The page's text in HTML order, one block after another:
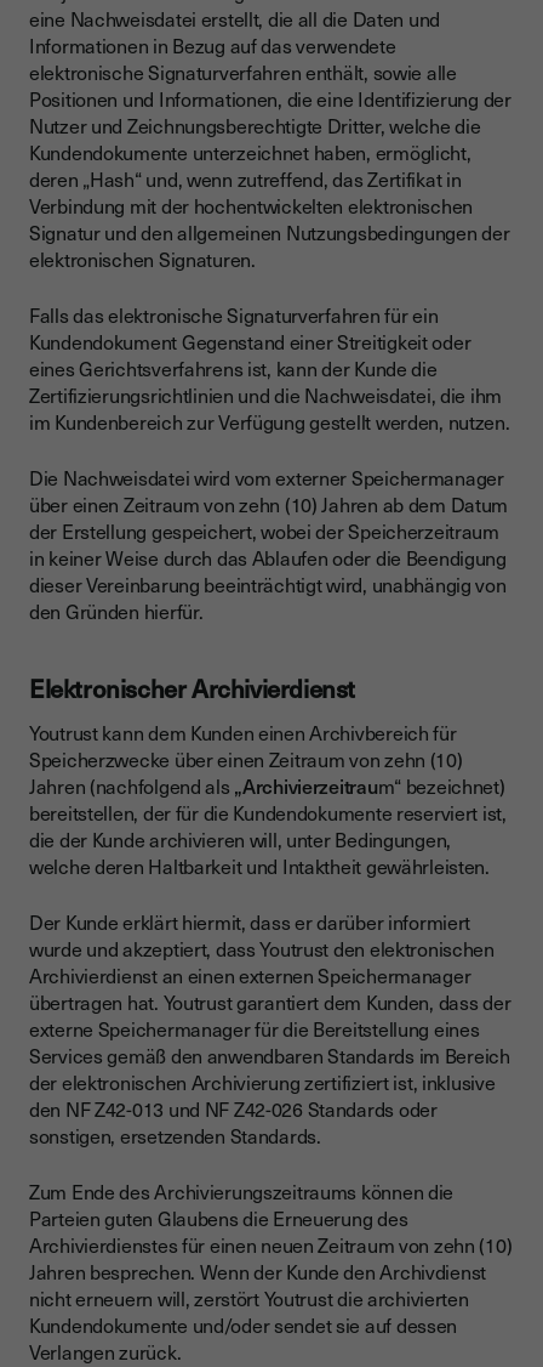
eine Nachweisdatei erstellt, die all die Daten und
Informationen in Bezug auf das verwendete
elektronische Signaturverfahren enthält, sowie alle
Positionen und Informationen, die eine Identifizierung der
Nutzer und Zeichnungsberechtigte Dritter, welche die
Kundendokumente unterzeichnet haben, ermöglicht,
deren „Hash“ und, wenn zutreffend, das Zertifikat in
Verbindung mit der hochentwickelten elektronischen
Signatur und den allgemeinen Nutzungsbedingungen der
elektronischen Signaturen.
Falls das elektronische Signaturverfahren für ein
Kundendokument Gegenstand einer Streitigkeit oder
eines Gerichtsverfahrens ist, kann der Kunde die
Zertifizierungsrichtlinien und die Nachweisdatei, die ihm
im Kundenbereich zur Verfügung gestellt werden, nutzen.
Die Nachweisdatei wird vom externer Speichermanager
über einen Zeitraum von zehn (10) Jahren ab dem Datum
der Erstellung gespeichert, wobei der Speicherzeitraum
in keiner Weise durch das Ablaufen oder die Beendigung
dieser Vereinbarung beeinträchtigt wird, unabhängig von
den Gründen hierfür.
Elektronischer Archivierdienst
Youtrust kann dem Kunden einen Archivbereich für
Speicherzwecke über einen Zeitraum von zehn (10)
Jahren (nachfolgend als „Archivierzeitraum“ bezeichnet)
bereitstellen, der für die Kundendokumente reserviert ist,
die der Kunde archivieren will, unter Bedingungen,
welche deren Haltbarkeit und Intaktheit gewährleisten.
Der Kunde erklärt hiermit, dass er darüber informiert
wurde und akzeptiert, dass Youtrust den elektronischen
Archivierdienst an einen externen Speichermanager
übertragen hat. Youtrust garantiert dem Kunden, dass der
externe Speichermanager für die Bereitstellung eines
Services gemäß den anwendbaren Standards im Bereich
der elektronischen Archivierung zertifiziert ist, inklusive
den NF Z42-013 und NF Z42-026 Standards oder
sonstigen, ersetzenden Standards.
Zum Ende des Archivierungszeitraums können die
Parteien guten Glaubens die Erneuerung des
Archivierdienstes für einen neuen Zeitraum von zehn (10)
Jahren besprechen. Wenn der Kunde den Archivdienst
nicht erneuern will, zerstört Youtrust die archivierten
Kundendokumente und/oder sendet sie auf dessen
Verlangen zurück.